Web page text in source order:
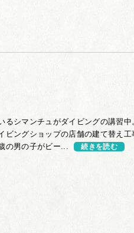
るシマンチュがダイビングの講習中
ビングショップの店舗の建て替え
の男の子がビー...
続きを読む